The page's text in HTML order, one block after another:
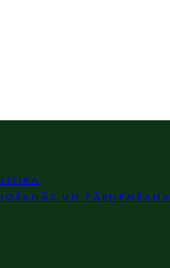
UN PĀRŅEMŠANA